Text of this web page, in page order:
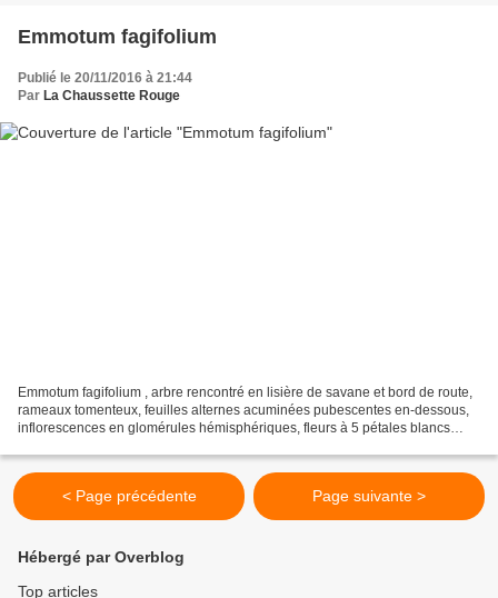
Emmotum fagifolium
Publié le 20/11/2016 à 21:44
Par La Chaussette Rouge
Emmotum fagifolium , arbre rencontré en lisière de savane et bord de route,
rameaux tomenteux, feuilles alternes acuminées pubescentes en-dessous,
inflorescences en glomérules hémisphériques, fleurs à 5 pétales blancs
< Page précédente Page suivante >
Hébergé par Overblog
Top articles